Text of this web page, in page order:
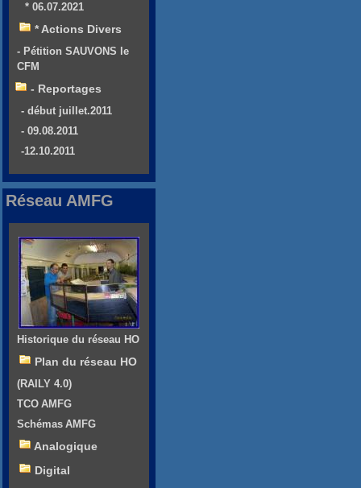
* 06.07.2021
* Actions Divers
- Pétition SAUVONS le
CFM
- Reportages
- début juillet.2011
- 09.08.2011
-12.10.2011
Réseau AMFG
Historique du réseau HO
Plan du réseau HO
(RAILY 4.0)
TCO AMFG
Schémas AMFG
Analogique
Digital